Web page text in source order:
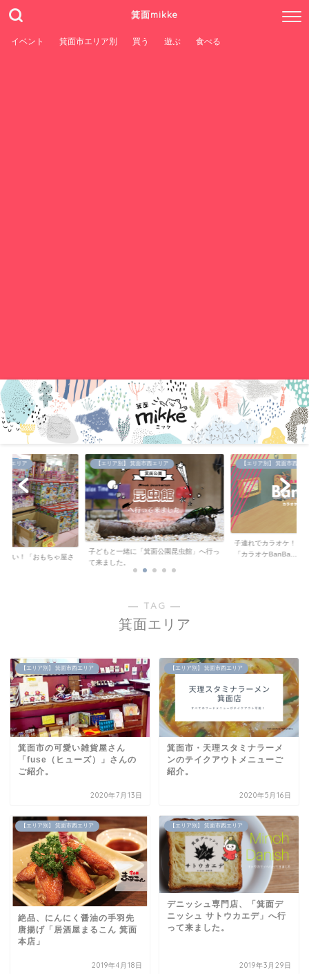
箕面mikke
イベント 箕面市エリア別 買う 遊ぶ 食べる
。
央エリア
安い！「おもちゃ屋さ
【エリア別】 箕面市西エリア
子どもと一緒に「箕面公園昆虫館」へ行っ
て来ました。
【エリア別】 箕面市西エ
子連れでカラオケ！キ
「カラオケBanBa...
― TAG ―
箕面エリア
【エリア別】 箕面市西エリア
箕面市の可愛い雑貨屋さん
「fuse（ヒューズ）」さんの
ご紹介。
2020年7月13日
【エリア別】 箕面市西エリア
箕面市・天理スタミナラーメ
ンのテイクアウトメニューご
紹介。
2020年5月16日
【エリア別】 箕面市西エリア
絶品、にんにく醤油の手羽先
唐揚げ「居酒屋まるこん 箕面
本店」
2019年4月18日
【エリア別】 箕面市西エリア
デニッシュ専門店、「箕面デ
ニッシュ サトウカエデ」へ行
って来ました。
2019年3月29日